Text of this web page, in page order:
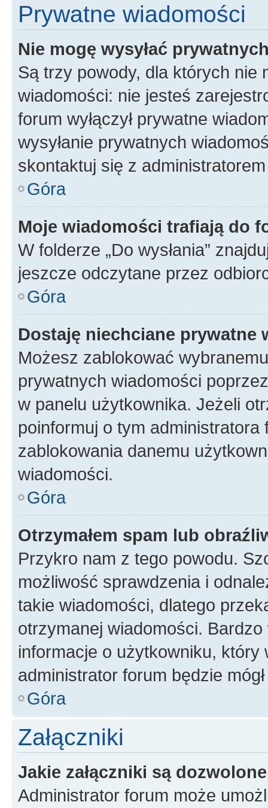
Prywatne wiadomości
Nie mogę wysyłać
Są trzy powody, dla których nie
wiadomości: nie jesteś
forum wyłączył prywatne
wysyłanie prywatnych
skontaktuj się z
Góra
Moje wiadomości trafiają do
W folderze „Do wysłania”
jeszcze odczytane przez
Góra
Dostaję niechciane prywatne
Możesz zablokować
prywatnych wiadomości
w panelu użytkownika. Jeżeli
poinformuj o tym
zablokowania danemu
wiadomości.
Góra
Otrzymałem spam lub
Przykro nam z tego powodu.
możliwość sprawdzenia i
takie wiadomości, dlatego
otrzymanej wiadomości.
informacje o użytkowniku, który
administrator forum będzie
Góra
Załączniki
Jakie załączniki są
Administrator forum może